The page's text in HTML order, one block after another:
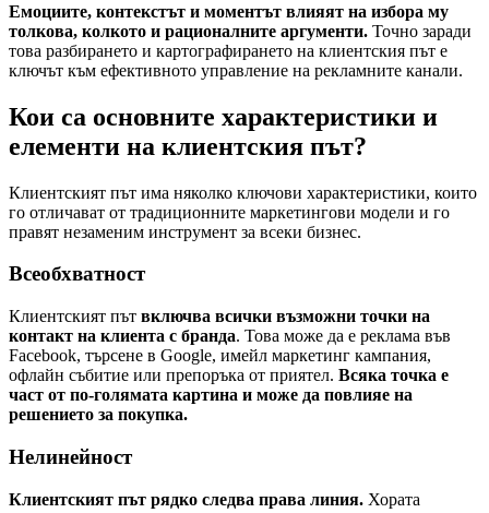
Емоциите, контекстът и моментът влияят на избора му
толкова, колкото и рационалните аргументи. Точно заради
това разбирането и картографирането на клиентския път е
ключът към ефективното управление на рекламните канали.
Кои са основните характеристики и
елементи на клиентския път?
Клиентският път има няколко ключови характеристики, които
го отличават от традиционните маркетингови модели и го
правят незаменим инструмент за всеки бизнес.
Всеобхватност
Клиентският път включва всички възможни точки на
контакт на клиента с бранда. Това може да е реклама във
Facebook, търсене в Google, имейл маркетинг кампания,
офлайн събитие или препоръка от приятел. Всяка точка е
част от по-голямата картина и може да повлияе на
решението за покупка.
Нелинейност
Клиентският път рядко следва права линия. Хората